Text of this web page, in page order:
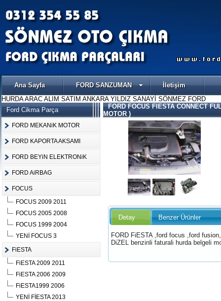
Ana Sayfa FORD SANZUMAN
İletişim
HURDA ARAC ALIM SATIM ANKARA YILDIZ SANAYİ SÖNMEZ FORD
Ford Cikma Parça
FORD MEKANiK MOTOR
FORD KAPORTA AKSAMI
FORD BEYiN ELEKTRONiK
FORD AiRBAG
FOCUS
FOCUS 2009 2011
FOCUS 2005 2008
FOCUS 1999 2004
YENİ FOCUS 3
FiESTA
FiESTA 2009 2011
FiESTA 2006 2009
FiESTA1999 2006
YENİ FİESTA 2013
Ürün Kodu :
FORD FOCUS FIESTA CONNECT
MOTOR )
Detay Benzer Ürünler
FORD FiESTA ,ford focus ,ford
DiZEL benzinli faturali hurda belgeli